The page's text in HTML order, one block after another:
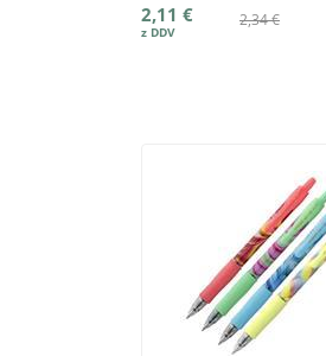
2,34 €
2,11 €